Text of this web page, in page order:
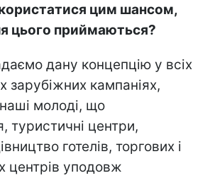
цим шансом,
цього приймаються?
дану концепцію у всіх
зарубіжних кампаніях,
молоді, що
туристичні центри,
готелів, торгових і
центрів уподовж